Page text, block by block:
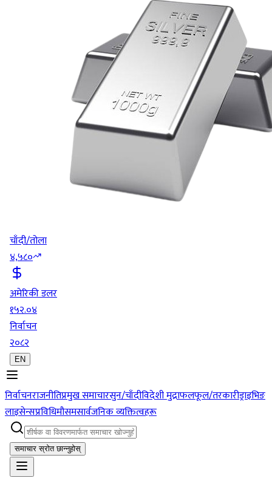
चाँदी/तोला
४,५८०
अमेरिकी डलर
१५२.०४
निर्वाचन
२०८२
EN
निर्वाचनराजनीतिप्रमुख समाचारसुन/चाँदीविदेशी मुद्राफलफूल/तरकारीड्राइभिङ
लाइसेन्सप्रविधिमौसमसार्वजनिक व्यक्तित्वहरू
समाचार स्रोत छान्नुहोस्